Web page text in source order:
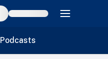
Podcasts